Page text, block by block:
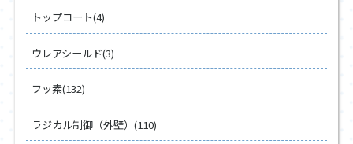
トップコート(4)
ウレアシールド(3)
フッ素(132)
ラジカル制御（外壁）(110)